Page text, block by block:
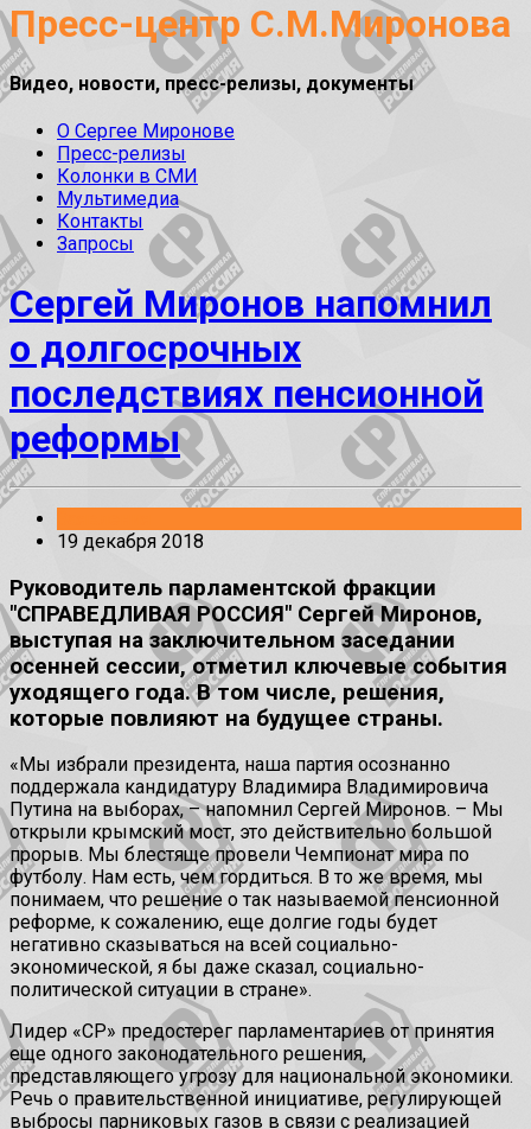
Пресс-центр С.М.Миронова
Видео, новости, пресс-релизы, документы
О Сергее Миронове
Пресс-релизы
Колонки в СМИ
Мультимедиа
Контакты
Запросы
Сергей Миронов напомнил
о долгосрочных
последствиях пенсионной
реформы
19 декабря 2018
Руководитель парламентской фракции
"СПРАВЕДЛИВАЯ РОССИЯ" Сергей Миронов,
выступая на заключительном заседании
осенней сессии, отметил ключевые события
уходящего года. В том числе, решения,
которые повлияют на будущее страны.
«Мы избрали президента, наша партия осознанно
поддержала кандидатуру Владимира Владимировича
Путина на выборах, – напомнил Сергей Миронов. – Мы
открыли крымский мост, это действительно большой
прорыв. Мы блестяще провели Чемпионат мира по
футболу. Нам есть, чем гордиться. В то же время, мы
понимаем, что решение о так называемой пенсионной
реформе, к сожалению, еще долгие годы будет
негативно сказываться на всей социально-
экономической, я бы даже сказал, социально-
политической ситуации в стране».
Лидер «СР» предостерег парламентариев от принятия
еще одного законодательного решения,
представляющего угрозу для национальной экономики.
Речь о правительственной инициативе, регулирующей
выбросы парниковых газов в связи с реализацией